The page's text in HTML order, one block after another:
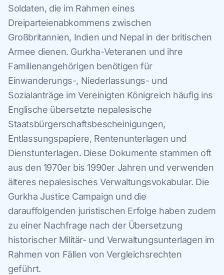
Soldaten, die im Rahmen eines
Dreiparteienabkommens zwischen
Großbritannien, Indien und Nepal in der britischen
Armee dienen. Gurkha-Veteranen und ihre
Familienangehörigen benötigen für
Einwanderungs-, Niederlassungs- und
Sozialanträge im Vereinigten Königreich häufig ins
Englische übersetzte nepalesische
Staatsbürgerschaftsbescheinigungen,
Entlassungspapiere, Rentenunterlagen und
Dienstunterlagen. Diese Dokumente stammen oft
aus den 1970er bis 1990er Jahren und verwenden
älteres nepalesisches Verwaltungsvokabular. Die
Gurkha Justice Campaign und die
darauffolgenden juristischen Erfolge haben zudem
zu einer Nachfrage nach der Übersetzung
historischer Militär- und Verwaltungsunterlagen im
Rahmen von Fällen von Vergleichsrechten
geführt.